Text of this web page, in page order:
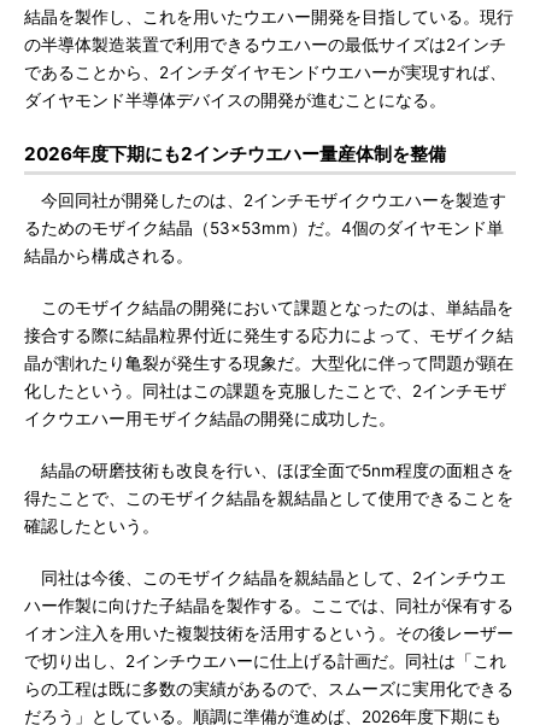
結晶を製作し、これを用いたウエハー開発を目指している。現行
の半導体製造装置で利用できるウエハーの最低サイズは2インチ
であることから、2インチダイヤモンドウエハーが実現すれば、
ダイヤモンド半導体デバイスの開発が進むことになる。
2026年度下期にも2インチウエハー量産体制を整備
今回同社が開発したのは、2インチモザイクウエハーを製造す
るためのモザイク結晶（53×53mm）だ。4個のダイヤモンド単
結晶から構成される。
このモザイク結晶の開発において課題となったのは、単結晶を
接合する際に結晶粒界付近に発生する応力によって、モザイク結
晶が割れたり亀裂が発生する現象だ。大型化に伴って問題が顕在
化したという。同社はこの課題を克服したことで、2インチモザ
イクウエハー用モザイク結晶の開発に成功した。
結晶の研磨技術も改良を行い、ほぼ全面で5nm程度の面粗さを
得たことで、このモザイク結晶を親結晶として使用できることを
確認したという。
同社は今後、このモザイク結晶を親結晶として、2インチウエ
ハー作製に向けた子結晶を製作する。ここでは、同社が保有する
イオン注入を用いた複製技術を活用するという。その後レーザー
で切り出し、2インチウエハーに仕上げる計画だ。同社は「これ
らの工程は既に多数の実績があるので、スムーズに実用化できる
だろう」としている。順調に準備が進めば、2026年度下期にも